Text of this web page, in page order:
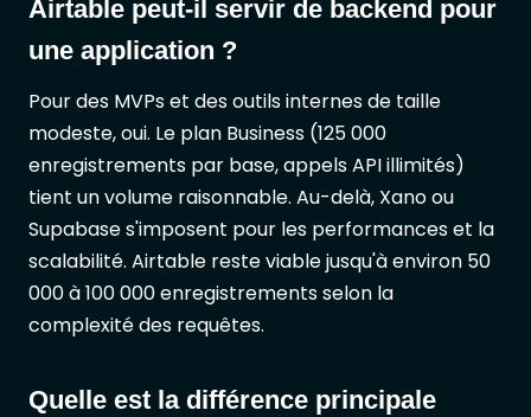
Airtable peut-il servir de backend pour
une application ?
Pour des MVPs et des outils internes de taille
modeste, oui. Le plan Business (125 000
enregistrements par base, appels API illimités)
tient un volume raisonnable. Au-delà, Xano ou
Supabase s'imposent pour les performances et la
scalabilité. Airtable reste viable jusqu'à environ 50
000 à 100 000 enregistrements selon la
complexité des requêtes.
Quelle est la différence principale